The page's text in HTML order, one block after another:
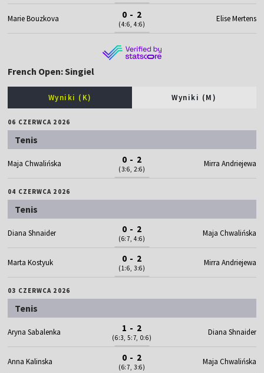
Marie Bouzkova 0 - 2
(4:6, 4:6)
Elise Mertens
French Open: Singiel
Wyniki (K) Wyniki (M)
06 CZERWCA 2026
Tenis
Maja Chwalińska 0 - 2
(3:6, 2:6)
Mirra Andriejewa
04 CZERWCA 2026
Tenis
Diana Shnaider 0 - 2
(6:7, 4:6)
Maja Chwalińska
Marta Kostyuk 0 - 2
(1:6, 3:6)
Mirra Andriejewa
03 CZERWCA 2026
Tenis
Aryna Sabalenka 1 - 2
(6:3, 5:7, 0:6)
Diana Shnaider
Anna Kalinska 0 - 2
(6:7, 3:6)
Maja Chwalińska